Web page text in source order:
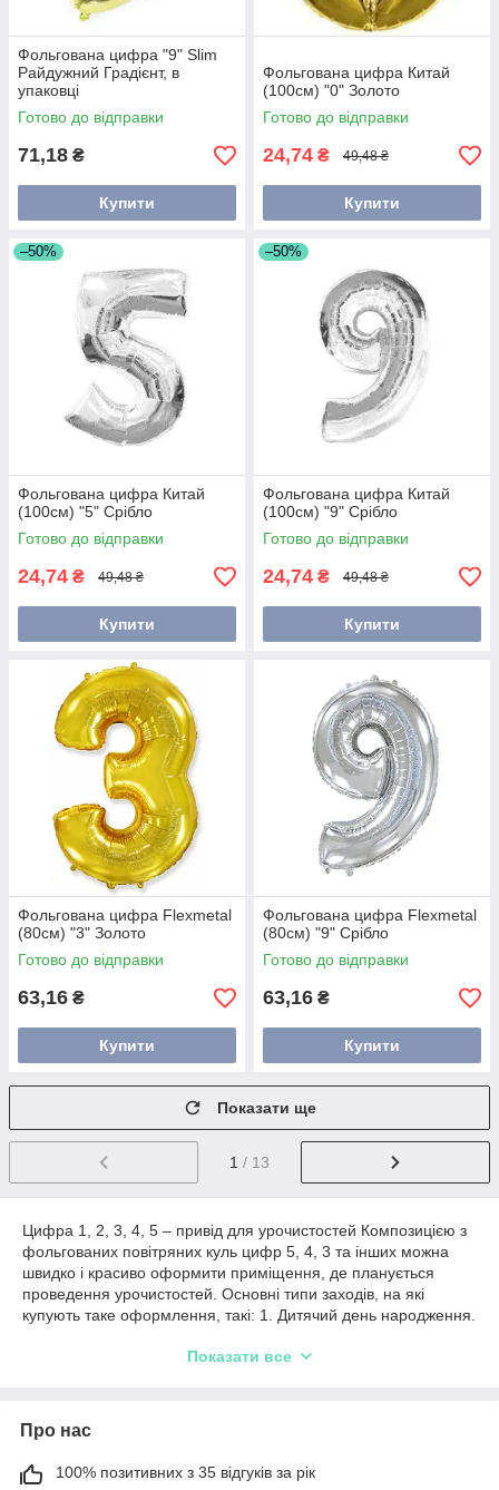
Фольгована цифра "9" Slim
Райдужний Градієнт, в
упаковці
Готово до відправки
71,18 ₴
Купити
Фольгована цифра Китай
(100см) "0" Золото
Готово до відправки
24,74 ₴ 49,48 ₴
Купити
–50%
Фольгована цифра Китай
(100см) "5" Срібло
Готово до відправки
24,74 ₴ 49,48 ₴
Купити
–50%
Фольгована цифра Китай
(100см) "9" Срібло
Готово до відправки
24,74 ₴ 49,48 ₴
Купити
Фольгована цифра Flexmetal
(80см) "3" Золото
Готово до відправки
63,16 ₴
Купити
Фольгована цифра Flexmetal
(80см) "9" Срібло
Готово до відправки
63,16 ₴
Купити
Показати ще
1 / 13
Цифра 1, 2, 3, 4, 5 – привід для урочистостей Композицією з
фольгованих повітряних куль цифр 5, 4, 3 та інших можна
швидко і красиво оформити приміщення, де планується
проведення урочистостей. Основні типи заходів, на які
купують таке оформлення, такі: 1. Дитячий день народження.
великими, яскравими кульками, заповненими гелієм. 2. Акції
магазину, тощо. 3. Дорослий ювілей. Навіть найсерйозніша
людина в душі все ще дитина. Цифра 3, 5 чи будь-яка інша
допоможе підкреслити значну дату. Крім того, з такими
декоративними атрибутами можна зробити багато ефектних
Показати все
Про нас
100% позитивних з 35 відгуків за рік